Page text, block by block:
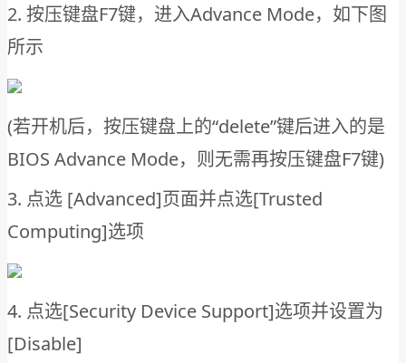
2. 按压键盘F7键，进入Advance Mode，如下图
所示
(若开机后，按压键盘上的“delete”键后进入的是
BIOS Advance Mode，则无需再按压键盘F7键)
3. 点选 [Advanced]页面并点选[Trusted
Computing]选项
4. 点选[Security Device Support]选项并设置为
[Disable]